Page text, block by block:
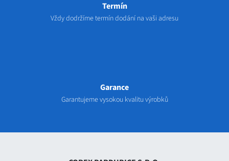
Termín
Vždy dodržíme termín dodání na vaši adresu
Garance
Garantujeme vysokou kvalitu výrobků